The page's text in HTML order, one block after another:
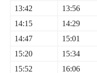
13:42
13:56
14:15
14:29
14:47
15:01
15:20
15:34
15:52
16:06